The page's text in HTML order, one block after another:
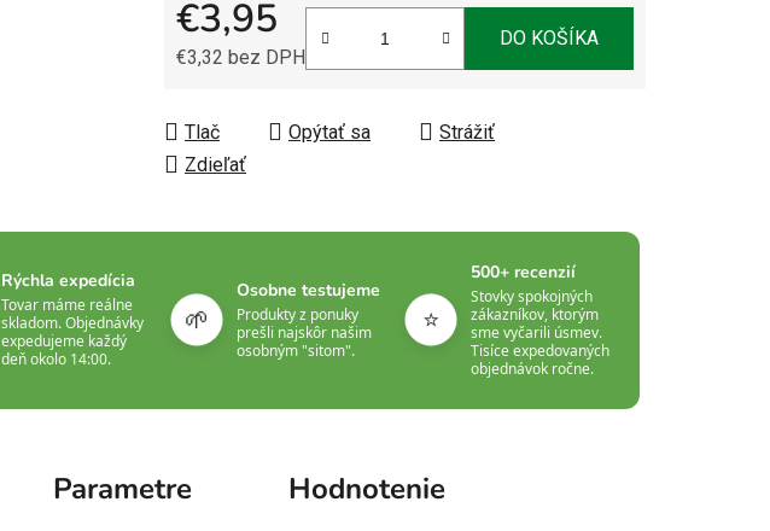
€3,95
€3,32 bez DPH
DO KOŠÍKA
Tlač Opýtať sa
Strážiť
Zdieľať
Rýchla expedícia
Tovar máme reálne
skladom. Objednávky
expedujeme každý
deň okolo 14:00.
🌱
Osobne testujeme
Produkty z ponuky
prešli najskôr našim
osobným "sitom".
⭐
500+ recenzií
Stovky spokojných
zákazníkov, ktorým
sme vyčarili úsmev.
Tisíce expedovaných
objednávok ročne.
Parametre
Hodnotenie